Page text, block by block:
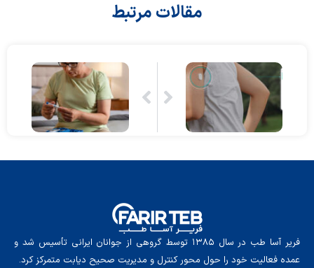
مقالات مرتبط
فریر آسا طب در سال ۱۳۸۵ توسط گروهی از جوانان ایرانی تأسیس شد و
عمده فعالیت خود را حول محور کنترل و مدیریت صحیح دیابت متمرکز کرد.